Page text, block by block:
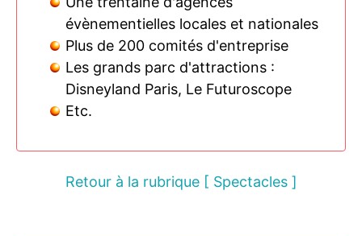
évènementielles locales et nationales
Plus de 200 comités d'entreprise
Les grands parc d'attractions :
Disneyland Paris, Le Futuroscope
Etc.
Retour à la rubrique [ Spectacles ]